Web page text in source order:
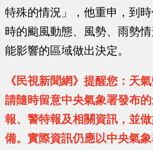
特殊的情況」，他重申，到
時的颱風動態、風勢、雨勢
能影響的區域做出決定。
《民視新聞網》提醒您：天
請隨時留意中央氣象署發布
報、警特報及相關資訊，並
備。實際資訊仍應以中央氣